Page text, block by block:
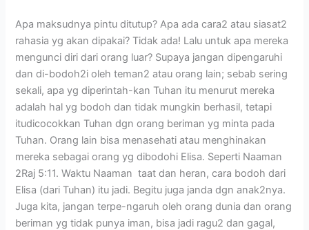
Apa maksudnya pintu ditutup? Apa ada cara2 atau siasat2
rahasia yg akan dipakai? Tidak ada! Lalu untuk apa mereka
mengunci diri dari orang luar? Supaya jangan dipengaruhi
dan di-bodoh2i oleh teman2 atau orang lain; sebab sering
sekali, apa yg diperintah-kan Tuhan itu menurut mereka
adalah hal yg bodoh dan tidak mungkin berhasil, tetapi
itudicocokkan Tuhan dgn orang beriman yg minta pada
Tuhan. Orang lain bisa menasehati atau menghinakan
mereka sebagai orang yg dibodohi Elisa. Seperti Naaman
2Raj 5:11. Waktu Naaman taat dan heran, cara bodoh dari
Elisa (dari Tuhan) itu jadi. Begitu juga janda dgn anak2nya.
Juga kita, jangan terpe-ngaruh oleh orang dunia dan orang
beriman yg tidak punya iman, bisa jadi ragu2 dan gagal,